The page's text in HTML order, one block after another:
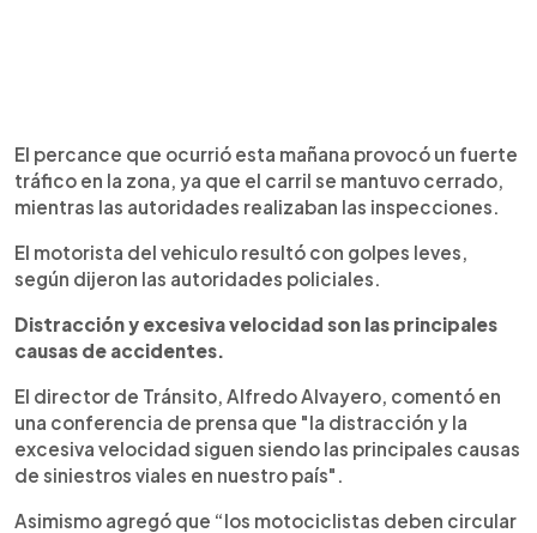
El percance que ocurrió esta mañana provocó un fuerte
tráfico en la zona, ya que el carril se mantuvo cerrado,
mientras las autoridades realizaban las inspecciones.
El motorista del vehiculo resultó con golpes leves,
según dijeron las autoridades policiales.
Distracción y excesiva velocidad son las principales
causas de accidentes.
El director de Tránsito, Alfredo Alvayero, comentó en
una conferencia de prensa que "la distracción y la
excesiva velocidad siguen siendo las principales causas
de siniestros viales en nuestro país".
Asimismo agregó que “los motociclistas deben circular